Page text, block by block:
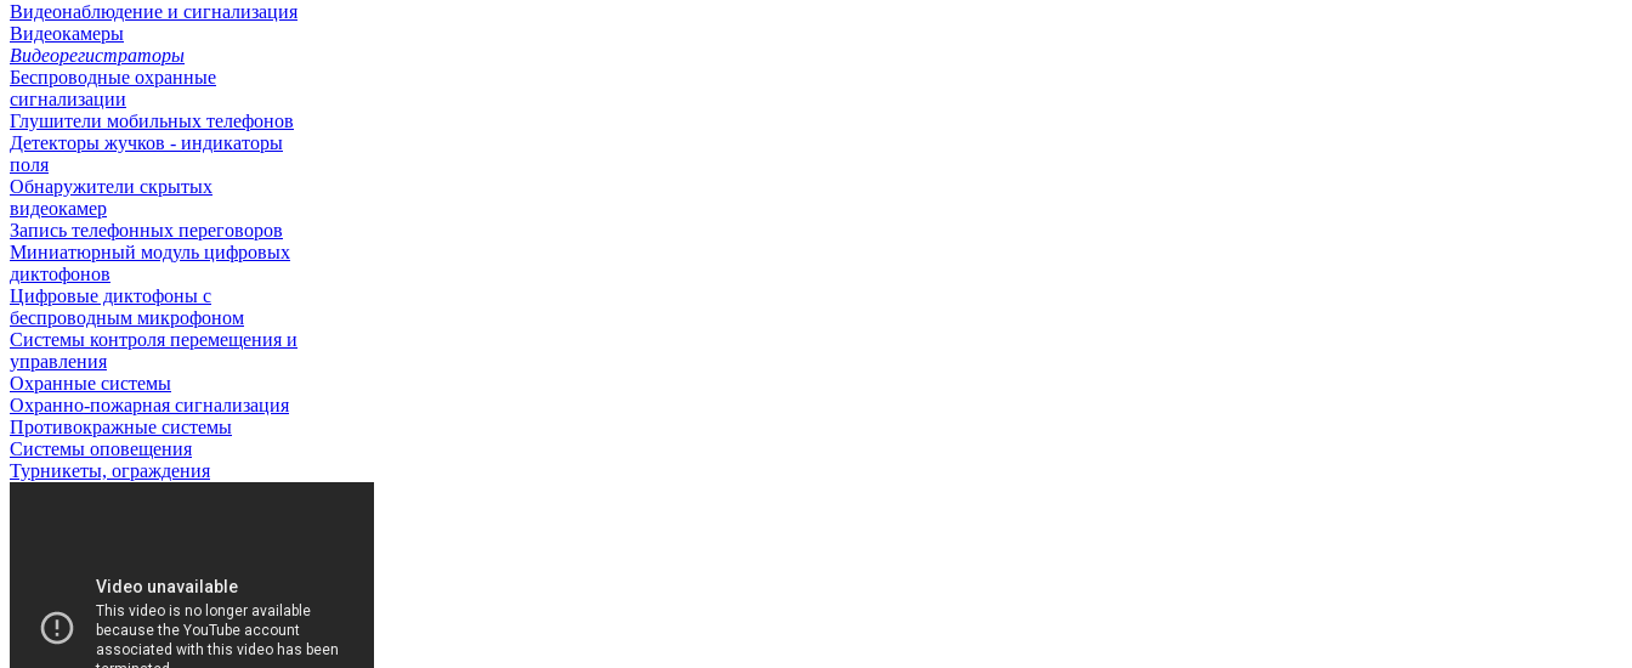
Видеонаблюдение и сигнализация
Видеокамеры
Видеорегистраторы
Беспроводные охранные
сигнализации
Глушители мобильных телефонов
Детекторы жучков - индикаторы
поля
Обнаружители скрытых
видеокамер
Запись телефонных переговоров
Миниатюрный модуль цифровых
диктофонов
Цифровые диктофоны с
беспроводным микрофоном
Системы контроля перемещения и
управления
Охранные системы
Охранно-пожарная сигнализация
Противокражные системы
Системы оповещения
Турникеты, ограждения